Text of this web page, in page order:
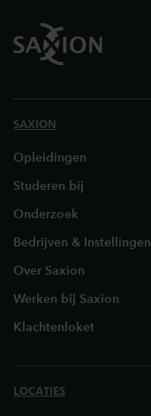
SAXION
Opleidingen
Studeren bij
Onderzoek
Bedrijven & Instellingen
Over Saxion
Werken bij Saxion
Klachtenloket
LOCATIES